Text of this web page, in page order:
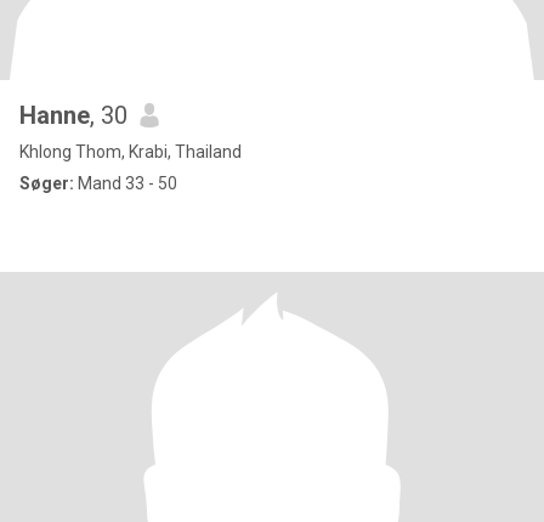
Hanne, 30
Khlong Thom, Krabi, Thailand
Søger: Mand 33 - 50